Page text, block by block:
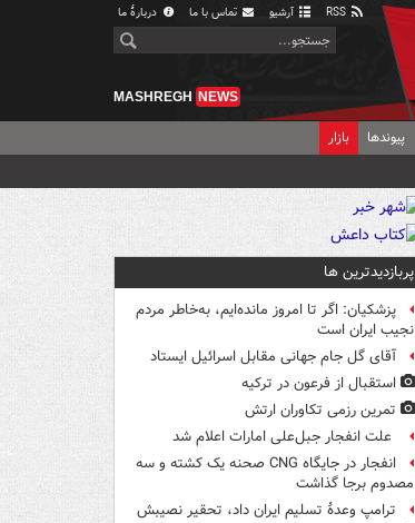
آرشیو تماس با ما دربارهٔ ما
MASHREGH NEWS
پیوندها بازار
پربازدیدترین ها
پزشکیان: اگر تا امروز مانده‌ایم، به‌خاطر مردم
نجیب ایران است
آقای گل جام جهانی مقابل اسرائیل ایستاد
استقبال از فرعون در ترکیه
تمرین رزمی تکاوران ارتش
علت انفجار جبل‌علی امارات اعلام شد
انفجار در جایگاه CNG صحنه یک کشته و سه
مصدوم برجا گذاشت
ترامپ وعدۀ تسلیم ایران داد، تحقیر نصیبش